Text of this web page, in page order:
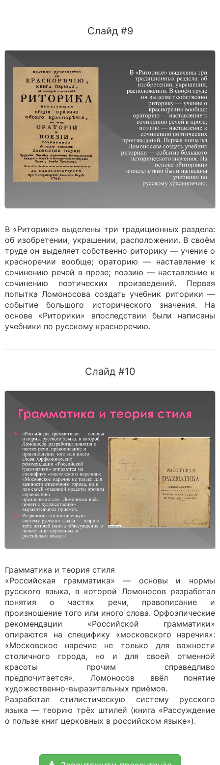
Слайд #9
В «Риторике» выделены три традиционных раздела:
об изобретении, украшении, расположении. В своём
труде он выделяет собственно риторику — учение о
красноречии вообще; ораторию — наставление к
сочинению речей в прозе; поэзию — наставление к
сочинению поэтических произведений. Первая
попытка Ломоносова создать учебник риторики —
событие большого исторического значения. На
основе «Риторики» впоследствии были написаны
учебники по русскому красноречию.
Слайд #10
Грамматика и теория стиля
«Российская грамматика» — основы и нормы
русского языка, в которой Ломоносов разработал
понятия о частях речи, правописание и
произношение того или иного слова. Орфоэпические
рекомендации «Российской грамматики»
опираются на специфику «московского наречия»:
«Московское наречие не только для важности
столичного города, но и для своей отменной
красоты прочим справедливо
предпочитается». Ломоносов ввёл понятие
художественно-выразительных приёмов.
Разработал стилистическую систему русского
языка — теорию трёх штилей (книга «Рассуждение
о пользе книг церковных в российском языке»).